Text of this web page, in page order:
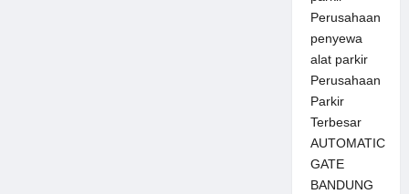
Perusahaan
penyewa
alat parkir
Perusahaan
Parkir
Terbesar
AUTOMATIC
GATE
BANDUNG